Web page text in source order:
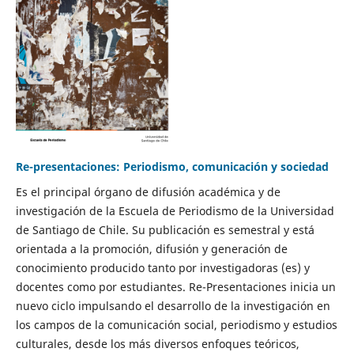
Re-presentaciones: Periodismo, comunicación y sociedad
Es el principal órgano de difusión académica y de
investigación de la Escuela de Periodismo de la Universidad
de Santiago de Chile. Su publicación es semestral y está
orientada a la promoción, difusión y generación de
conocimiento producido tanto por investigadoras (es) y
docentes como por estudiantes. Re-Presentaciones inicia un
nuevo ciclo impulsando el desarrollo de la investigación en
los campos de la comunicación social, periodismo y estudios
culturales, desde los más diversos enfoques teóricos,